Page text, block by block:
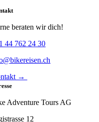
beraten wir dich!
44 762 24 30
→
Adventure Tours AG
12